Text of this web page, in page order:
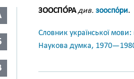
ЗООСПО́РА див. зооспо́ри.
Словник української
Наукова думка,